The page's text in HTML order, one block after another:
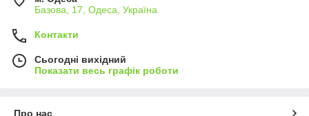
Базова, 17, Одеса, Україна
Контакти
Сьогодні вихідний
Показати весь графік роботи
Про нас